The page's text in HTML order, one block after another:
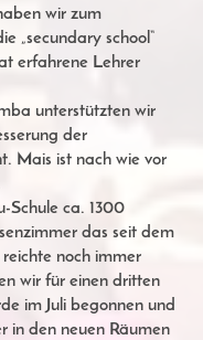
wir zum
„secundary school“
erfahrene Lehrer
unterstützten wir
der
Mais ist nach wie vor
Schule ca. 1300
das seit dem
noch immer
wir für einen dritten
im Juli begonnen und
in den neuen Räumen